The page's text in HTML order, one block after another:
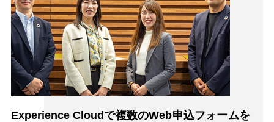
Experience Cloudで複数のWeb申込フォームを